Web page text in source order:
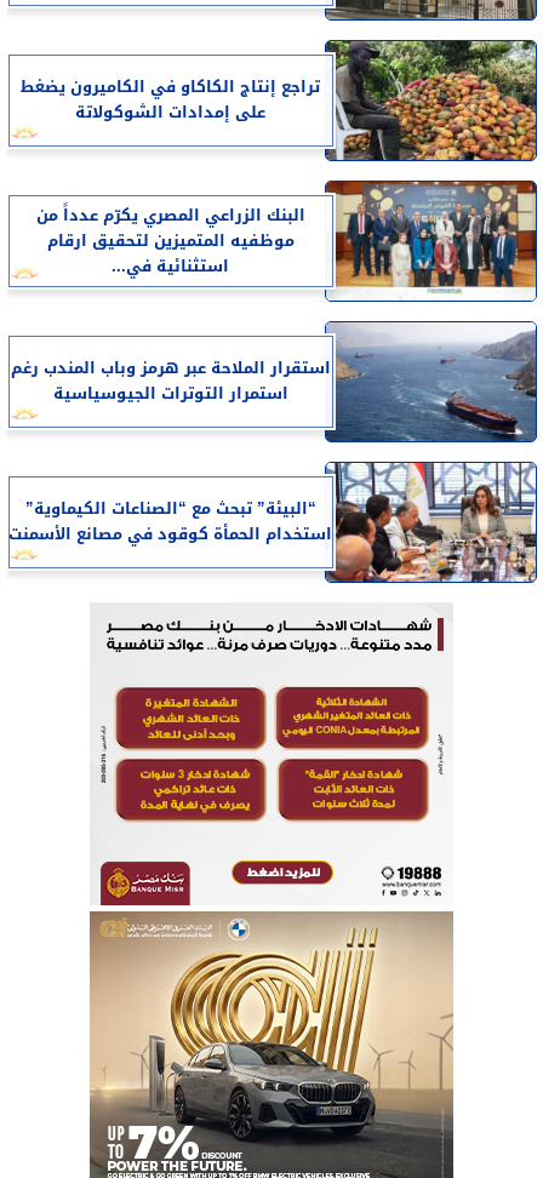
تراجع إنتاج الكاكاو في الكاميرون يضغط
على إمدادات الشوكولاتة
البنك الزراعي المصري يكرّم عدداً من
موظفيه المتميزين لتحقيق ارقام
استثنائية في...
استقرار الملاحة عبر هرمز وباب المندب رغم
استمرار التوترات الجيوسياسية
“البيئة” تبحث مع “الصناعات الكيماوية”
استخدام الحمأة كوقود في مصانع الأسمنت